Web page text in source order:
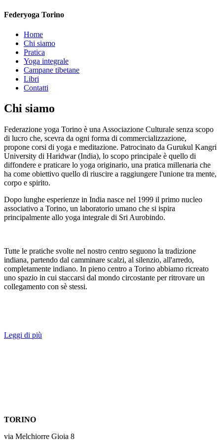
Federyoga Torino
Home
Chi siamo
Pratica
Yoga integrale
Campane tibetane
Libri
Contatti
Chi siamo
Federazione yoga Torino è una Associazione Culturale senza scopo
di lucro che, scevra da ogni forma di commercializzazione,
propone corsi di yoga e meditazione. Patrocinato da Gurukul Kangri
University di Haridwar (India), lo scopo principale è quello di
diffondere e praticare lo yoga originario, una pratica millenaria che
ha come obiettivo quello di riuscire a raggiungere l'unione tra mente,
corpo e spirito.
Dopo lunghe esperienze in India nasce nel 1999 il primo nucleo
associativo a Torino, un laboratorio umano che si ispira
principalmente allo yoga integrale di Sri Aurobindo.
Tutte le pratiche svolte nel nostro centro seguono la tradizione
indiana, partendo dal camminare scalzi, al silenzio, all'arredo,
completamente indiano. In pieno centro a Torino abbiamo ricreato
uno spazio in cui staccarsi dal mondo circostante per ritrovare un
collegamento con sè stessi.
Leggi di più
TORINO
via Melchiorre Gioia 8